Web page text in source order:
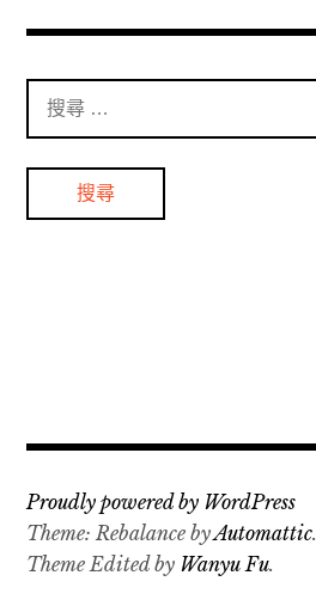
Proudly powered by WordPress
Theme: Rebalance byAutomattic.
Theme Edited by Wanyu Fu.